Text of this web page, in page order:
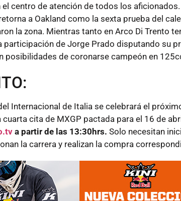
centro de atención de todos los
a Oakland como la sexta prueba del
la zona. Mientras tanto en Arco Di Trento
participación de Jorge Prado disputando su
posibilidades de coronarse campeón en
Internacional de Italia se celebrará el
cita de MXGP pactada para el 16 de
a partir de las 13:30hrs. Solo necesitan
la carrera y realizan la compra